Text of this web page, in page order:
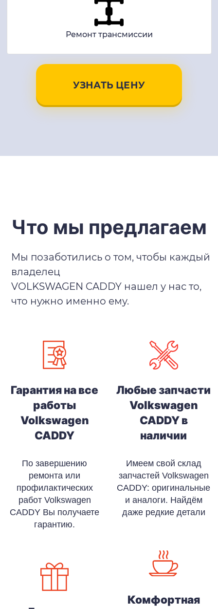
Ремонт трансмиссии
УЗНАТЬ ЦЕНУ
Что мы предлагаем
Мы позаботились о том, чтобы каждый
владелец
VOLKSWAGEN CADDY нашел у нас то,
что нужно именно ему.
Гарантия на все
работы
Volkswagen
CADDY
По завершению
ремонта или
профилактических
работ Volkswagen
CADDY Вы получаете
гарантию.
Любые запчасти
Volkswagen
CADDY в
наличии
Имеем свой склад
запчастей Volkswagen
CADDY: оригинальные
и аналоги. Найдём
даже редкие детали
Комфортная